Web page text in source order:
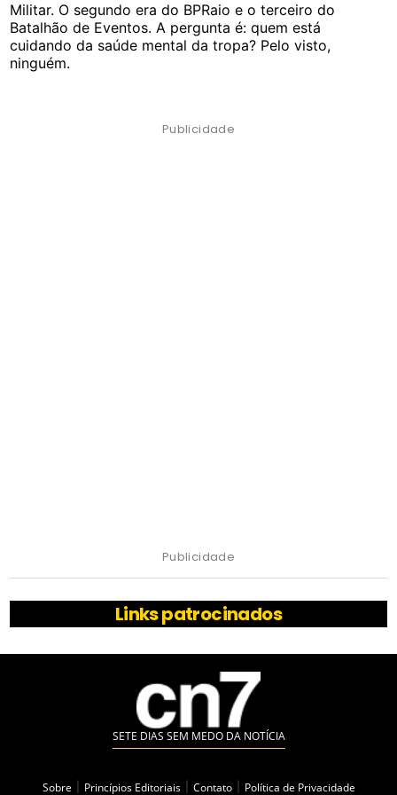
Militar. O segundo era do BPRaio e o terceiro do
Batalhão de Eventos. A pergunta é: quem está
cuidando da saúde mental da tropa? Pelo visto,
ninguém.
Publicidade
Publicidade
Links patrocinados
SETE DIAS SEM MEDO DA NOTÍCIA
Sobre Princípios Editoriais Contato
Política de Privacidade